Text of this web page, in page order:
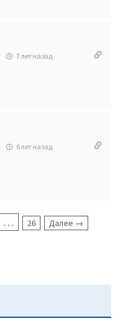
7 лет назад
6 лет назад
… 26 Далее →